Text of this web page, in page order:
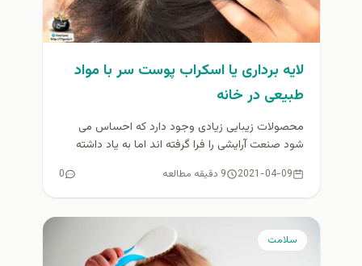
لایه برداری یا اسکراب پوست سر با مواد
طبیعی در خانه
محصولات زیبایی زیادی وجود دارد که احساس می
شود صنعت آرایشی را فرا گرفته اند اما به یاد داشته
2021-04-09 9 دقیقه مطالعه 0
سلامت